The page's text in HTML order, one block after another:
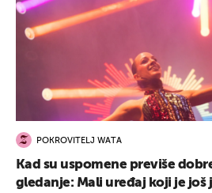
POKROVITELJ WATA
Kad su uspomene previše
gledanje: Mali uređaj koji je još